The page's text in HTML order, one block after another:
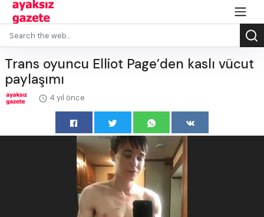
Trans oyuncu Elliot Page’den kaslı vücut
paylaşımı
4 yıl önce